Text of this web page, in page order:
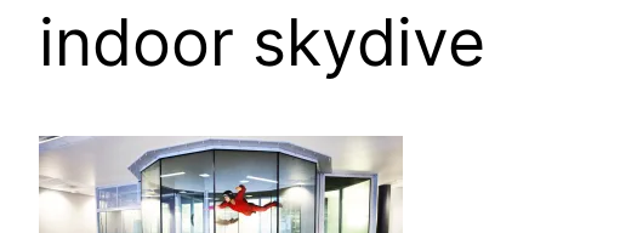
indoor skydive